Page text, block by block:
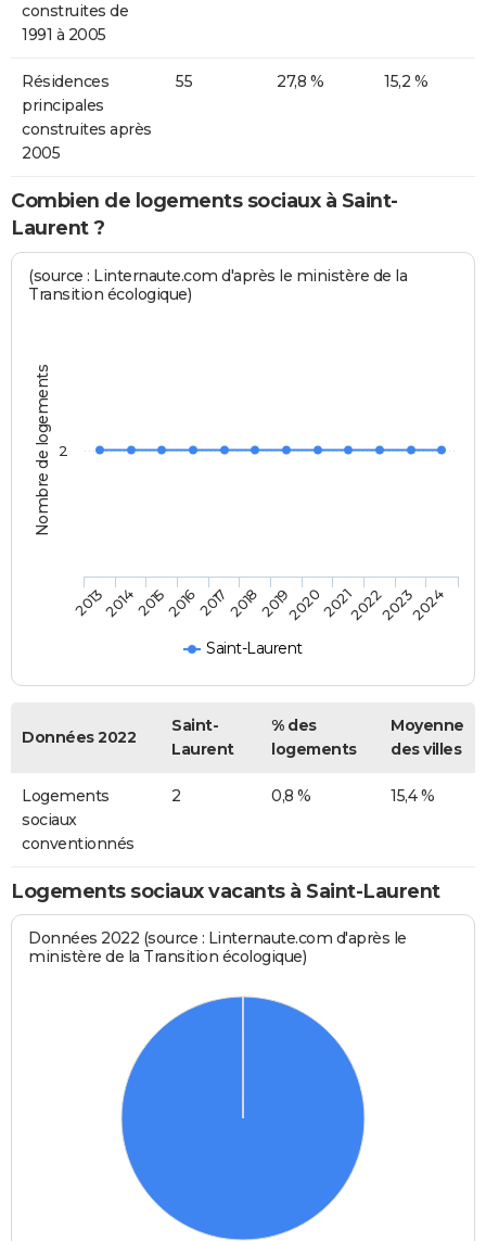
construites de
1991 à 2005
Résidences
principales
construites après
2005
55 27,8 % 15,2 %
Combien de logements sociaux à Saint-
Laurent ?
Nombre de logements
(source : Linternaute.com d'après le ministère de la
Transition écologique)
Saint-Laurent
201320142015201620172018201920202021202220232024
2
Données 2022
Saint-
Laurent
% des
logements
Moyenne
des villes
Logements
sociaux
conventionnés
2 0,8 % 15,4 %
Logements sociaux vacants à Saint-Laurent
Données 2022 (source : Linternaute.com d'après le
ministère de la Transition écologique)